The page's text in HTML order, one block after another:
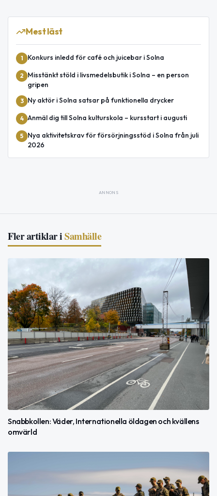
Mest läst
1 Konkurs inledd för café och juicebar i Solna
2
Misstänkt stöld i livsmedelsbutik i Solna – en person
gripen
3 Ny aktör i Solna satsar på funktionella drycker
4 Anmäl dig till Solna kulturskola – kursstart i augusti
5
Nya aktivitetskrav för försörjningsstöd i Solna från juli
2026
ANNONS
Fler artiklar iSamhälle
Snabbkollen: Väder, Internationella öldagen och kvällens
omvärld